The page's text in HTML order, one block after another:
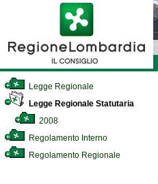
Legge Regionale
Legge Regionale Statutaria
2008
Regolamento Interno
Regolamento Regionale